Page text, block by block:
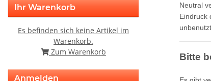
Neutral
Eindruck
unbenutzt.
Bitte
Ihr Warenkorb
Es befinden sich keine Artikel im
Warenkorb.
Zum Warenkorb
Anmelden